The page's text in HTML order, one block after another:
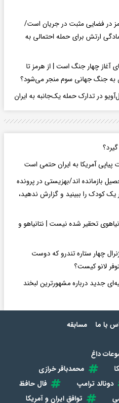
در فضایی مثبت در جریان است/
ارتش برای حمله احتمالی به
آغاز چهار جنگ است | از هرمز تا
به جنگ جهانی سوم منجر می‌شود؟
پیاپی آمریکا به ایران حتمی است
بازمانده اند/بهزیستی در پرونده
کودک را ببینید و گزارش ندهید،
تحقیر شده نیست | نتانیاهو و
چهار ستاره تندرو که دوست
لانو کیست؟
جدید درباره مشهورترین لبخند
با ما مسابقه
داغ
محمدباقر خرازی
دونالد ترامپ
فال حافظ
توافق ایران و آمریکا